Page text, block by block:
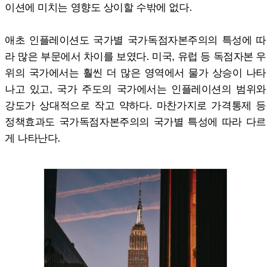
이션에 미치는 영향도 상이할 수밖에 없다.
애초 인플레이션도 국가별 국가독점자본주의의 특성에 따
라 많은 부문에서 차이를 보였다. 미국, 유럽 등 독점자본 우
위의 국가에서는 훨씬 더 많은 영역에서 물가 상승이 나타
나고 있고, 국가 주도의 국가에서는 인플레이션의 범위와
강도가 상대적으로 작고 약하다. 마찬가지로 가격통제 등
정책효과도 국가독점자본주의의 국가별 특성에 따라 다르
게 나타난다.